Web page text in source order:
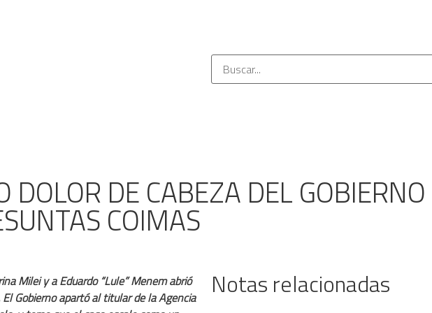
DOLOR DE CABEZA DEL
COIMAS
Milei y a Eduardo “Lule” Menem abrió
Gobierno apartó al titular de la Agencia
Notas relacionadas